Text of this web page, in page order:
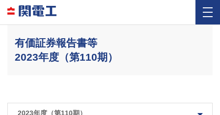
有価証券報告書等
2023年度（第110期）